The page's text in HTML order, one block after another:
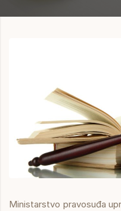
Ministarstvo pravosuđa